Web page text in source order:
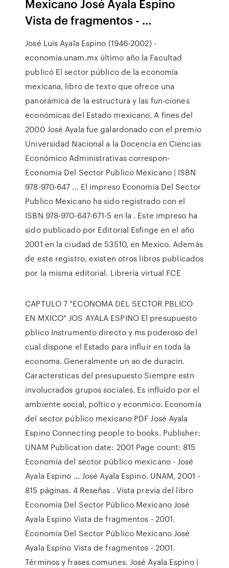
Mexicano José Ayala Espino
Vista de fragmentos - …
José Luis Ayala Espino (1946-2002) -
economia.unam.mx último año la Facultad
publicó El sector público de la economía
mexicana, libro de texto que ofrece una
panorámica de la estructura y las fun-ciones
económicas del Estado mexicano. A fines del
2000 José Ayala fue galardonado con el premio
Universidad Nacional a la Docencia en Ciencias
Económico Administrativas correspon-
Economia Del Sector Publico Mexicano | ISBN
978-970-647 ... El impreso Economia Del Sector
Publico Mexicano ha sido registrado con el
ISBN 978-970-647-671-5 en la . Este impreso ha
sido publicado por Editorial Esfinge en el año
2001 en la ciudad de 53510, en Mexico. Además
de este registro, existen otros libros publicados
por la misma editorial. Librería virtual FCE
CAPTULO 7 "ECONOMA DEL SECTOR PBLICO
EN MXICO" JOS AYALA ESPINO El presupuesto
pblico Instrumento directo y ms poderoso del
cual dispone el Estado para influir en toda la
economa. Generalmente un ao de duracin.
Caractersticas del presupuesto Siempre estn
involucrados grupos sociales. Es influido por el
ambiente social, poltico y econmico. Economía
del sector público mexicano PDF José Ayala
Espino Connecting people to books. Publisher:
UNAM Publication date: 2001 Page count: 815
Economía del sector público mexicano - José
Ayala Espino ... José Ayala Espino. UNAM, 2001 -
815 páginas. 4 Reseñas . Vista previa del libro
Economía Del Sector Público Mexicano José
Ayala Espino Vista de fragmentos - 2001.
Economía Del Sector Público Mexicano José
Ayala Espino Vista de fragmentos - 2001.
Términos y frases comunes. José Ayala Espino |